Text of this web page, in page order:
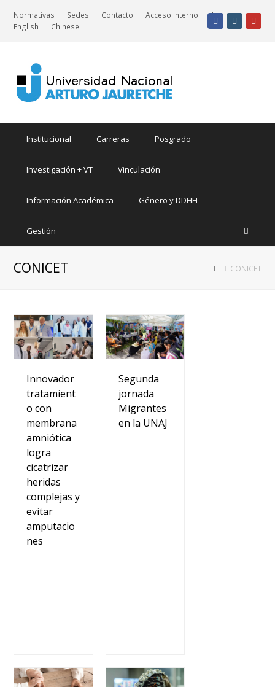
Normativas Sedes Contacto Acceso Interno
|
English
Chinese
Facebook
Institucional Carreras Posgrado
Investigación + VT Vinculación
Información Académica Género y DDHH
Gestión
CONICET CONICET
Innovador
tratamient
o con
membrana
amniótica
logra
cicatrizar
heridas
complejas y
evitar
amputacio
nes
Segunda
jornada
Migrantes
en la UNAJ